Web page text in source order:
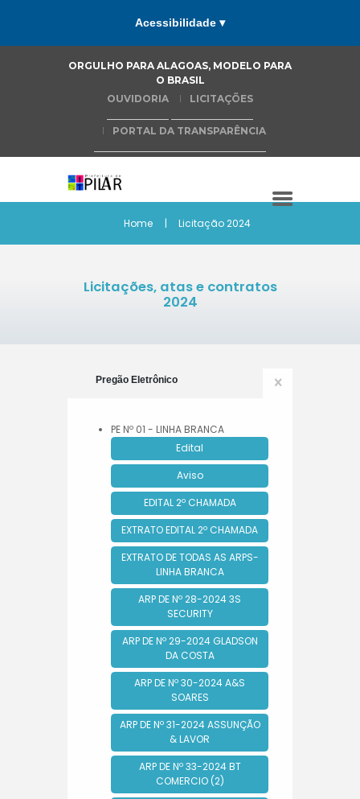
Acessibilidade ▾
ORGULHO PARA ALAGOAS, MODELO PARA
O BRASIL
OUVIDORIA
LICITAÇÕES
PORTAL DA TRANSPARÊNCIA
Home Licitação 2024
Licitações, atas e contratos
2024
Pregão Eletrônico
PE Nº 01 - LINHA BRANCA
Edital
Aviso
EDITAL 2º CHAMADA
EXTRATO EDITAL 2º CHAMADA
EXTRATO DE TODAS AS ARPS-
LINHA BRANCA
ARP DE Nº 28-2024 3S
SECURITY
ARP DE Nº 29-2024 GLADSON
DA COSTA
ARP DE Nº 30-2024 A&S
SOARES
ARP DE Nº 31-2024 ASSUNÇÃO
& LAVOR
ARP DE Nº 33-2024 BT
COMERCIO (2)